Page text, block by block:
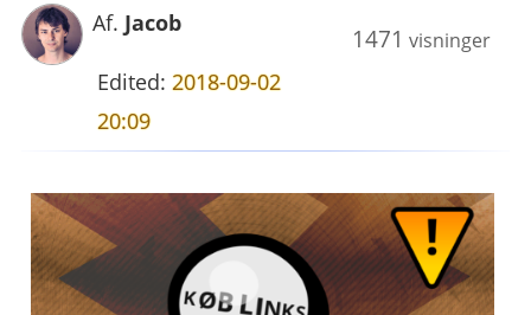
1471 visninger
Af. Jacob
Edited:2018-09-02
20:09